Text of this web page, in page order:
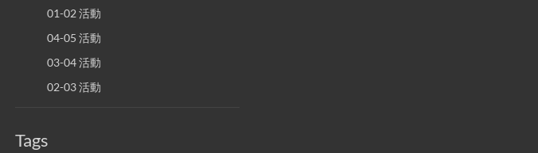
01-02 活動
04-05 活動
03-04 活動
02-03 活動
Tags